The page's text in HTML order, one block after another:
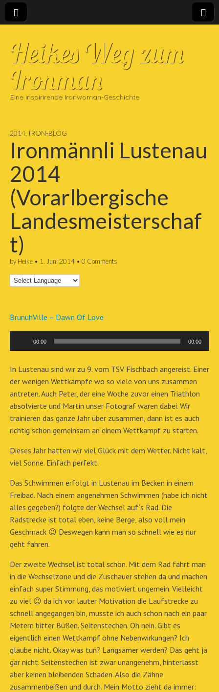
Heikes Weg zum
Ironman
Eine inspirirende Ironwoman-Geschichte
2014 IRON-BLOG
Ironmännli Lustenau
2014
(Vorarlbergische
Landesmeisterschaf
t)
by Heike • 1. Juni 2014 • 0 Comments
BrunuhVille – Dawn Of Love
Player
00:00 00:00
In Lustenau sind wir zu 9. vom TSV Fischbach angereist. Einer
der wenigen Wettkämpfe wo so viele von uns zusammen
antreten. Auch Peter, der eine Woche zuvor einen Triathlon
absolvierte und Martin unser Fotograf waren dabei. Wir
trainieren das ganze Jahr über zusammen, dann ist es auch
richtig schön gemeinsam an einem Wettkampf zu starten.
Dieses Jahr hatten wir viel Glück mit dem Wetter. Nicht kalt,
viel Sonne. Einfach perfekt.
Das Schwimmen erfolgt in Lustenau im Becken in einem
Freibad. Nach einem angenehmen Schwimmen (habe ich nicht
alles gegeben?) folgte der Wechsel auf`s Rad. Die
Radstrecke ist total eben, keine Berge, also voll mein
Geschmack 😉 Deswegen kann man so schnell wie es nur
geht fahren.
Der zweite Wechsel ist total schön. Mit dem Rad fährt man
in die Wechselzone und die Zuschauer stehen da und machen
einfach super Stimmung, das motiviert ungemein. Vielleicht
zu viel 😉 da ich vor lauter Motivation die Laufstrecke zu
schnell angegangen bin, musste ich auch schon nach ein paar
Metern bitter Büßen. Seitenstechen. Oh nein. Gibt es
eigentlich einen Wettkampf ohne Nebenwirkungen? Ich
glaube nicht. Okay was tun? Langsamer werden? Das geht ja
gar nicht. Seitenstechen ist zwar unangenehm, hinterlässt
aber keinen bleibenden Schaden. Also die Zähne
zusammenbeißen und durch. Mein Motto zieht da immer: